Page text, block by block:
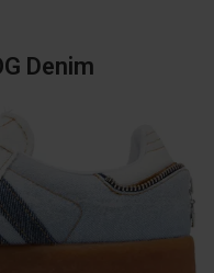
Denim